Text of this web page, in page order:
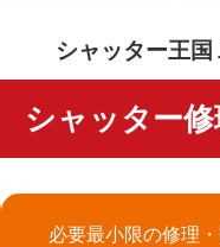
シャッター王国
シャッター
必要最小限の修理